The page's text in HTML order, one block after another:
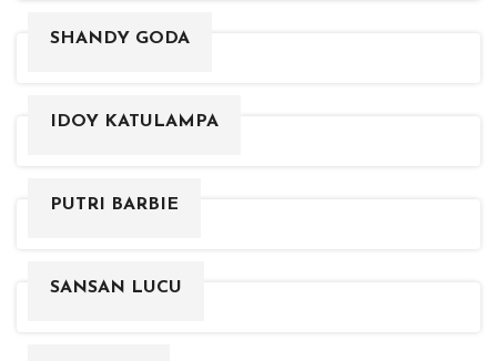
SHANDY GODA
IDOY KATULAMPA
PUTRI BARBIE
SANSAN LUCU